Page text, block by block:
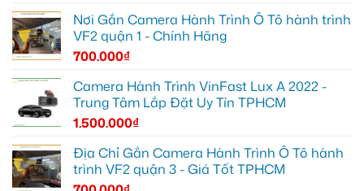
Nơi Gắn Camera Hành Trình Ô Tô hành trình
VF2 quận 1 - Chính Hãng
700.000₫
Camera Hành Trình VinFast Lux A 2022 -
Trung Tâm Lắp Đặt Uy Tín TPHCM
1.500.000₫
Địa Chỉ Gắn Camera Hành Trình Ô Tô hành
trình VF2 quận 3 - Giá Tốt TPHCM